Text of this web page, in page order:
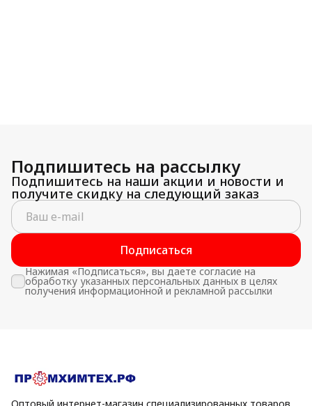
Подпишитесь на рассылку
Подпишитесь на наши акции и новости и
получите скидку на следующий заказ
Подписаться
Нажимая «Подписаться», вы даете согласие на
обработку указанных персональных данных в целях
получения информационной и рекламной рассылки